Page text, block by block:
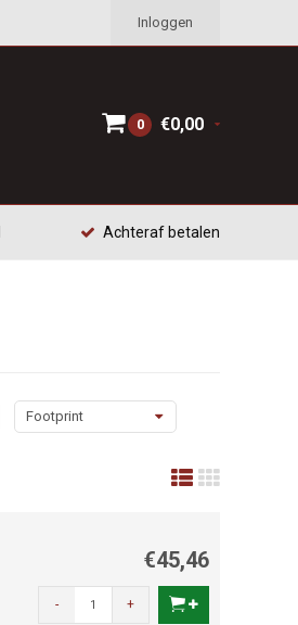
Inloggen
0 €0,00
Achteraf betalen
Footprint
€45,46
- +